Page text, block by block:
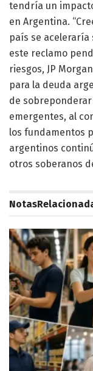
tendría un
en Argentina.
país se
este reclamo
riesgos, JP
para la deuda
de
emergentes, al
los fundamentos
argentinos
otros soberanos
Notas